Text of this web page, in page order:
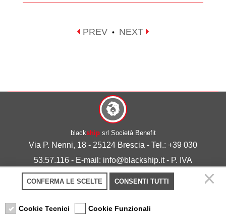
PREV • NEXT
blackshipsrl Società Benefit
Via P. Nenni, 18 - 25124 Brescia - Tel.: +39 030
53.57.116 - E-mail: info@blackship.it - P. IVA
03492980986
Privacy policy-Cookie policy
CONFERMA LE SCELTE CONSENTI TUTTI
Cookie Tecnici Cookie Funzionali